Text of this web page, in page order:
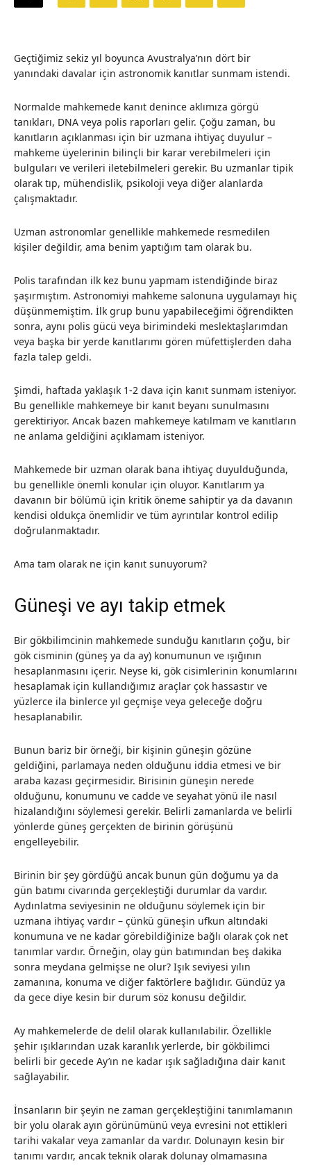
Geçtiğimiz sekiz yıl boyunca Avustralya’nın dört bir
yanındaki davalar için astronomik kanıtlar sunmam istendi.
Normalde mahkemede kanıt denince aklımıza görgü
tanıkları, DNA veya polis raporları gelir. Çoğu zaman, bu
kanıtların açıklanması için bir uzmana ihtiyaç duyulur –
mahkeme üyelerinin bilinçli bir karar verebilmeleri için
bulguları ve verileri iletebilmeleri gerekir. Bu uzmanlar tipik
olarak tıp, mühendislik, psikoloji veya diğer alanlarda
çalışmaktadır.
Uzman astronomlar genellikle mahkemede resmedilen
kişiler değildir, ama benim yaptığım tam olarak bu.
Polis tarafından ilk kez bunu yapmam istendiğinde biraz
şaşırmıştım. Astronomiyi mahkeme salonuna uygulamayı hiç
düşünmemiştim. İlk grup bunu yapabileceğimi öğrendikten
sonra, aynı polis gücü veya birimindeki meslektaşlarımdan
veya başka bir yerde kanıtlarımı gören müfettişlerden daha
fazla talep geldi.
Şimdi, haftada yaklaşık 1-2 dava için kanıt sunmam isteniyor.
Bu genellikle mahkemeye bir kanıt beyanı sunulmasını
gerektiriyor. Ancak bazen mahkemeye katılmam ve kanıtların
ne anlama geldiğini açıklamam isteniyor.
Mahkemede bir uzman olarak bana ihtiyaç duyulduğunda,
bu genellikle önemli konular için oluyor. Kanıtlarım ya
davanın bir bölümü için kritik öneme sahiptir ya da davanın
kendisi oldukça önemlidir ve tüm ayrıntılar kontrol edilip
doğrulanmaktadır.
Ama tam olarak ne için kanıt sunuyorum?
Güneşi ve ayı takip etmek
Bir gökbilimcinin mahkemede sunduğu kanıtların çoğu, bir
gök cisminin (güneş ya da ay) konumunun ve ışığının
hesaplanmasını içerir. Neyse ki, gök cisimlerinin konumlarını
hesaplamak için kullandığımız araçlar çok hassastır ve
yüzlerce ila binlerce yıl geçmişe veya geleceğe doğru
hesaplanabilir.
Bunun bariz bir örneği, bir kişinin güneşin gözüne
geldiğini, parlamaya neden olduğunu iddia etmesi ve bir
araba kazası geçirmesidir. Birisinin güneşin nerede
olduğunu, konumunu ve cadde ve seyahat yönü ile nasıl
hizalandığını söylemesi gerekir. Belirli zamanlarda ve belirli
yönlerde güneş gerçekten de birinin görüşünü
engelleyebilir.
Birinin bir şey gördüğü ancak bunun gün doğumu ya da
gün batımı civarında gerçekleştiği durumlar da vardır.
Aydınlatma seviyesinin ne olduğunu söylemek için bir
uzmana ihtiyaç vardır – çünkü güneşin ufkun altındaki
konumuna ve ne kadar görebildiğinize bağlı olarak çok net
tanımlar vardır. Örneğin, olay gün batımından beş dakika
sonra meydana gelmişse ne olur? Işık seviyesi yılın
zamanına, konuma ve diğer faktörlere bağlıdır. Gündüz ya
da gece diye kesin bir durum söz konusu değildir.
Ay mahkemelerde de delil olarak kullanılabilir. Özellikle
şehir ışıklarından uzak karanlık yerlerde, bir gökbilimci
belirli bir gecede Ay’ın ne kadar ışık sağladığına dair kanıt
sağlayabilir.
İnsanların bir şeyin ne zaman gerçekleştiğini tanımlamanın
bir yolu olarak ayın görünümünü veya evresini not ettikleri
tarihi vakalar veya zamanlar da vardır. Dolunayın kesin bir
tanımı vardır, ancak teknik olarak dolunay olmamasına